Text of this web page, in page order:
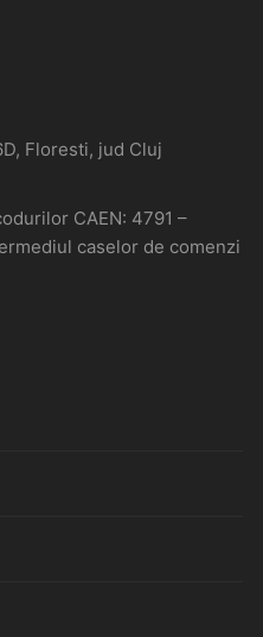
Floresti, jud Cluj
CAEN: 4791 –
caselor de comenzi